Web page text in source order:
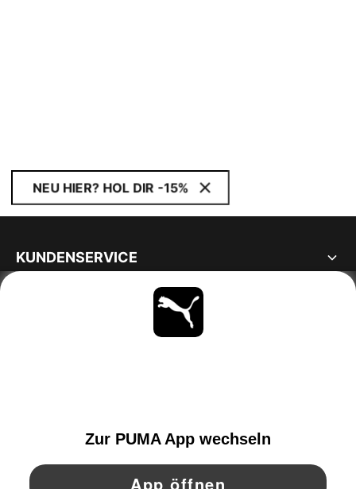
NEU HIER? HOL DIR -15%
KUNDENSERVICE
BLEIBE IMMER AUF DEM LAUFENDEN
YouTube Pinterest